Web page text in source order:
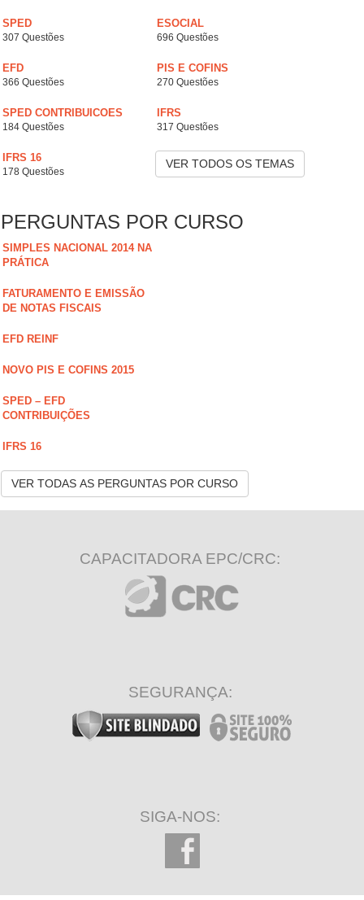
SPED
307 Questões
ESOCIAL
696 Questões
EFD
366 Questões
PIS E COFINS
270 Questões
SPED CONTRIBUICOES
184 Questões
IFRS
317 Questões
IFRS 16
178 Questões
VER TODOS OS TEMAS
PERGUNTAS POR CURSO
SIMPLES NACIONAL 2014 NA
PRÁTICA
FATURAMENTO E EMISSÃO
DE NOTAS FISCAIS
EFD REINF
NOVO PIS E COFINS 2015
SPED – EFD
CONTRIBUIÇÕES
IFRS 16
VER TODAS AS PERGUNTAS POR CURSO
CAPACITADORA EPC/CRC:
SEGURANÇA:
SIGA-NOS: